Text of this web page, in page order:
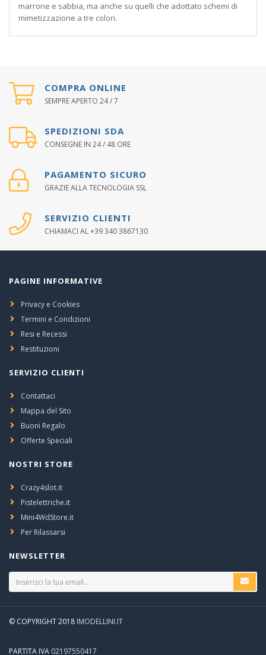
marrone e sabbia, ma anche su quelli che adottato schemi di
mimetizzazione a tre colori.
COMPRA ONLINE
SEMPRE APERTO 24 / 7
SPEDIZIONI SDA
CONSEGNE IN 24 / 48 ORE
PAGAMENTO SICURO
GRAZIE ALLA TECNOLOGIA SSL
SERVIZIO CLIENTI
CHIAMACI AL +39 340 3867130
PAGINE INFORMATIVE
Privacy e Cookies
Termini e Condizioni
Resi e Recessi
Restituzioni
SERVIZIO CLIENTI
Contattaci
Mappa del Sito
Buoni Regalo
Offerte Speciali
NOSTRI STORE
Crazy4slot.it
Pistelettriche.it
Mini4WdStore.it
Per Rilassarsi
NEWSLETTER
© COPYRIGHT 2018 IMODELLINI.IT
PARTITA IVA 02197550417